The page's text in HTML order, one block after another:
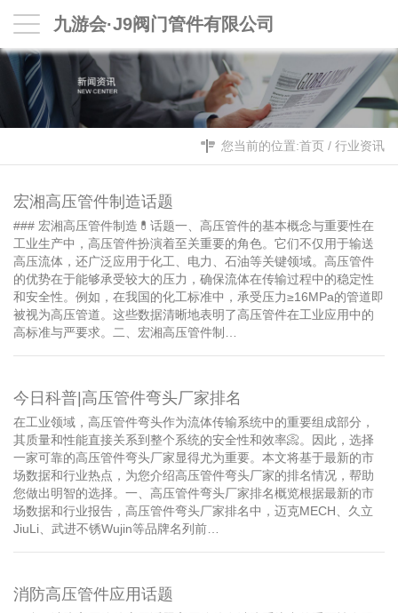
九游会·J9阀门管件有限公司
您当前的位置:首页 / 行业资讯
宏湘高压管件制造话题
### 宏湘高压管件制造💊话题一、高压管件的基本概念与重要性在
工业生产中，高压管件扮演着至关重要的角色。它们不仅用于输送
高压流体，还广泛应用于化工、电力、石油等关键领域。高压管件
的优势在于能够承受较大的压力，确保流体在传输过程中的稳定性
和安全性。例如，在我国的化工标准中，承受压力≥16MPa的管道即
被视为高压管道。这些数据清晰地表明了高压管件在工业应用中的
高标准与严要求。二、宏湘高压管件制…
今日科普|高压管件弯头厂家排名
在工业领域，高压管件弯头作为流体传输系统中的重要组成部分，
其质量和性能直接关系到整个系统的安全性和效率📀。因此，选择
一家可靠的高压管件弯头厂家显得尤为重要。本文将基于最新的市
场数据和行业热点，为您介绍高压管件弯头厂家的排名情况，帮助
您做出明智的选择。一、高压管件弯头厂家排名概览根据最新的市
场数据和行业报告，高压管件弯头厂家排名中，迈克MECH、久立
JiuLi、武进不锈Wujin等品牌名列前…
消防高压管件应用话题